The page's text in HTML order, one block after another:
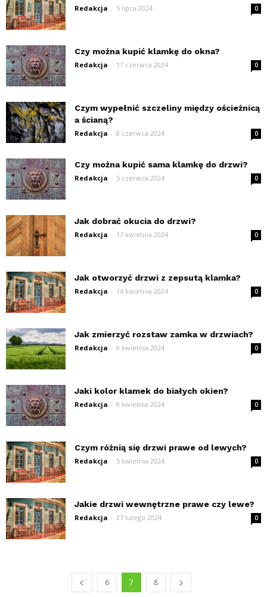
Redakcja - 5 lipca 2024 0
Czy można kupić klamkę do okna?
Redakcja - 17 czerwca 2024 0
Czym wypełnić szczeliny między ościeżnicą
a ścianą?
Redakcja - 8 czerwca 2024 0
Czy można kupić sama klamkę do drzwi?
Redakcja - 5 czerwca 2024 0
Jak dobrać okucia do drzwi?
Redakcja - 17 kwietnia 2024 0
Jak otworzyć drzwi z zepsutą klamka?
Redakcja - 14 kwietnia 2024 0
Jak zmierzyć rozstaw zamka w drzwiach?
Redakcja - 9 kwietnia 2024 0
Jaki kolor klamek do białych okien?
Redakcja - 8 kwietnia 2024 0
Czym różnią się drzwi prawe od lewych?
Redakcja - 5 kwietnia 2024 0
Jakie drzwi wewnętrzne prawe czy lewe?
Redakcja - 27 lutego 2024 0
6 7 8